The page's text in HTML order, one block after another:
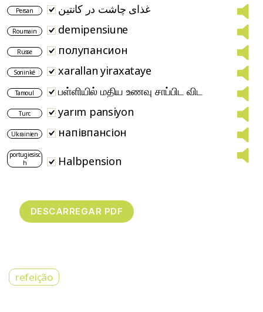
Persan غذای چاشت در کانتین
Roumain demipensiune
Russe полупансион
Soninké xarallan yiraxataye
Tamoul பள்ளியில் மதிய உணவு சாப்பிட விட​
Turc yarım pansiyon
Ukrainien напівпансіон
portugiesisc
h
Halbpension
refeição